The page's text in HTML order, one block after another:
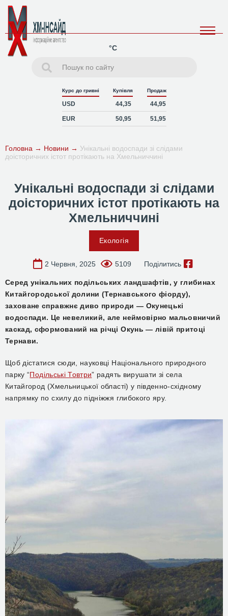
°C
Курс до гривні Купівля Продаж
USD 44,35 44,95
EUR 50,95 51,95
Головна → Новини → Унікальні водоспади зі слідами
доісторичних істот протікають на Хмельниччині
Унікальні водоспади зі слідами
доісторичних істот протікають на
Хмельниччині
Екологія
2 Червня, 2025 5109 Поділитись
Серед унікальних подільських ландшафтів, у глибинах
Китайгородської долини (Тернавського фіорду),
заховане справжнє диво природи — Окунецькі
водоспади. Це невеликий, але неймовірно мальовничий
каскад, сформований на річці Окунь — лівій притоці
Тернави.
Щоб дістатися сюди, науковці Національного природного
парку “Подільські Товтри” радять вирушати зі села
Китайгород (Хмельницької області) у південно-східному
напрямку по схилу до підніжжя глибокого яру.